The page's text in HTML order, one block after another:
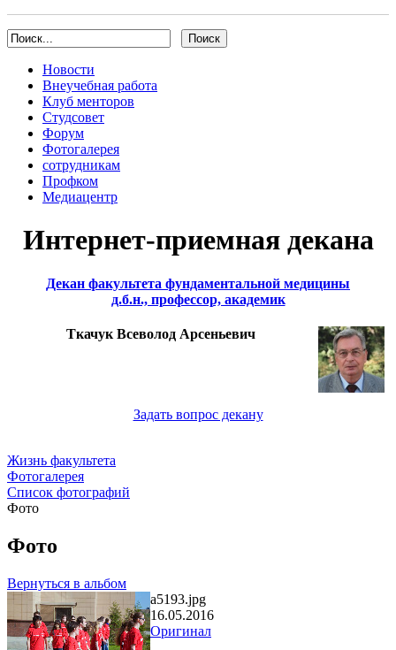
Новости
Внеучебная работа
Клуб менторов
Студсовет
Форум
Фотогалерея
сотрудникам
Профком
Медиацентр
Интернет-приемная декана
Декан факультета фундаментальной медицины
д.б.н., профессор, академик
Ткачук Всеволод Арсеньевич
Задать вопрос декану
Жизнь факультета
Фотогалерея
Список фотографий
Фото
Фото
Вернуться в альбом
a5193.jpg
16.05.2016
Оригинал